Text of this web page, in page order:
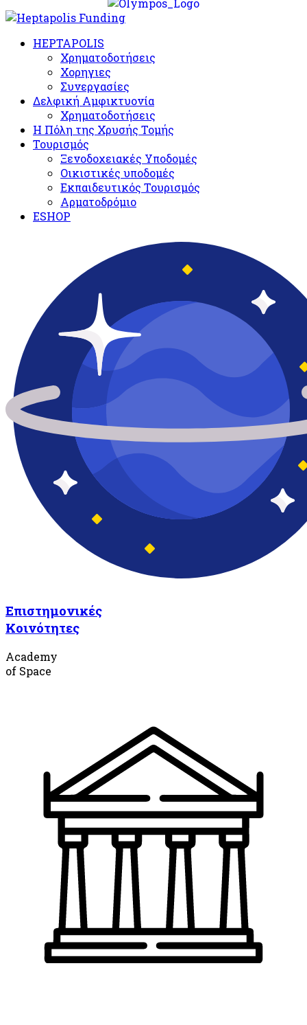
HEPTAPOLIS
Χρηματοδοτήσεις
Χορηγιες
Συνεργασίες
Δελφική Αμφικτυονία
Χρηματοδοτήσεις
Η Πόλη της Χρυσής Τομής
Τουρισμός
Ξενοδοχειακές Υποδομές​
Oικιστικές υποδομές
Εκπαιδευτικός Τουρισμός
Αρματοδρόμιο
ESHOP
Επιστημονικές
Κοινότητες
Academy
of Space